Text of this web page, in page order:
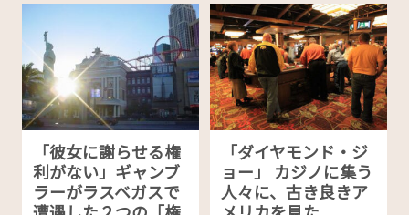
「彼女に謝らせる権
利がない」ギャンブ
ラーがラスベガスで
「ダイヤモンド・ジ
ョー」 カジノに集う
人々に、古き良きア